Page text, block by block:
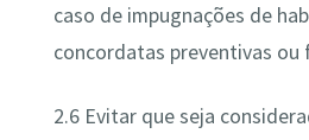
caso de impugnações de
concordatas preventivas ou
2.6 Evitar que seja